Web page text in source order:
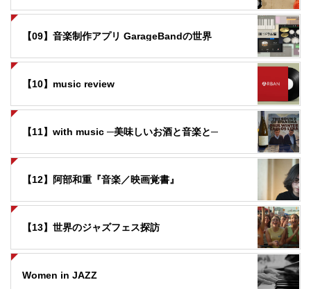
【09】音楽制作アプリ GarageBandの世界
【10】music review
【11】with music ─美味しいお酒と音楽と─
【12】阿部和重『音楽／映画覚書』
【13】世界のジャズフェス探訪
Women in JAZZ